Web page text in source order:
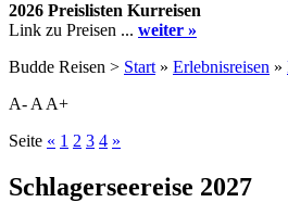
2026 Preislisten Kurreisen
Link zu Preisen ... weiter »
Budde Reisen > Start » Erlebnisreisen »
A- A A+
Seite « 1 2 3 4 »
Schlagerseereise 2027